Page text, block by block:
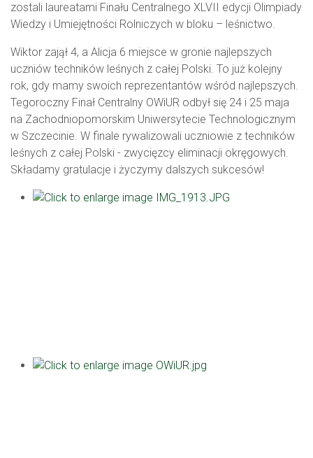
zostali laureatami Finału Centralnego XLVII edycji Olimpiady
Wiedzy i Umiejętności Rolniczych w bloku – leśnictwo.
Wiktor zajął 4, a Alicja 6 miejsce w gronie najlepszych
uczniów techników leśnych z całej Polski. To już kolejny
rok, gdy mamy swoich reprezentantów wśród najlepszych.
Tegoroczny Finał Centralny OWiUR odbył się 24 i 25 maja
na Zachodniopomorskim Uniwersytecie Technologicznym
w Szczecinie. W finale rywalizowali uczniowie z techników
leśnych z całej Polski - zwycięzcy eliminacji okręgowych.
Składamy gratulacje i życzymy dalszych sukcesów!